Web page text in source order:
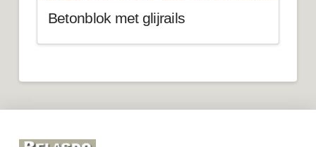
Betonblok met glijrails